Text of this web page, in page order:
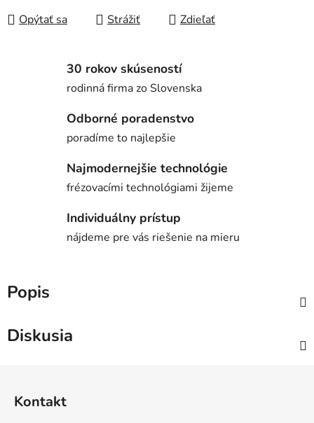
Opýtať sa Strážiť Zdieľať
30 rokov skúseností
rodinná firma zo Slovenska
Odborné poradenstvo
poradíme to najlepšie
Najmodernejšie technológie
frézovacími technológiami žijeme
Individuálny prístup
nájdeme pre vás riešenie na mieru
Popis
Diskusia
Kontakt